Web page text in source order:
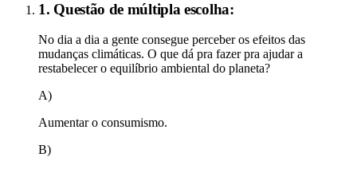
1. Questão de múltipla escolha:
No dia a dia a gente consegue perceber os efeitos das
mudanças climáticas. O que dá pra fazer pra ajudar a
restabelecer o equilíbrio ambiental do planeta?
A)
Aumentar o consumismo.
B)